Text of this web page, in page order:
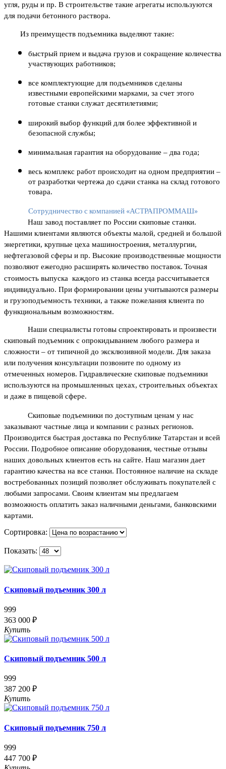
угля, руды и пр. В строительстве такие агрегаты используются
для подачи бетонного раствора.
Из преимуществ подъемника выделяют такие:
быстрый прием и выдача грузов и сокращение количества
участвующих работников;
все комплектующие для подъемников сделаны
известными европейскими марками, за счет этого
готовые станки служат десятилетиями;
широкий выбор функций для более эффективной и
безопасной службы;
минимальная гарантия на оборудование – два года;
весь комплекс работ происходит на одном предприятии –
от разработки чертежа до сдачи станка на склад готового
товара.
Сотрудничество с компанией «АСТРАПРОММАШ»
Наш завод поставляет по России скиповые станки.
Нашими клиентами являются объекты малой, средней и большой
энергетики, крупные цеха машиностроения, металлургии,
нефтегазовой сферы и пр. Высокие производственные мощности
позволяют ежегодно расширять количество поставок. Точная
стоимость выпуска  каждого из станка всегда рассчитывается
индивидуально. При формировании цены учитываются размеры
и грузоподъемность техники, а также пожелания клиента по
функциональным возможностям.
Наши специалисты готовы спроектировать и произвести
скиповый подъемник с опрокидыванием любого размера и
сложности – от типичной до эксклюзивной модели. Для заказа
или получения консультации позвоните по одному из
отмеченных номеров. Гидравлические скиповые подъемники
используются на промышленных цехах, строительных объектах
и даже в пищевой сфере.
Скиповые подъемники по доступным ценам у нас
заказывают частные лица и компании с разных регионов.
Производится быстрая доставка по Республике Татарстан и всей
России. Подробное описание оборудования, честные отзывы
наших довольных клиентов есть на сайте. Наш магазин дает
гарантию качества на все станки. Постоянное наличие на складе
востребованных позиций позволяет обслуживать покупателей с
любыми запросами. Своим клиентам мы предлагаем
возможность оплатить заказ наличными деньгами, банковскими
картами.
Сортировка:
Показать:
Скиповый подъемник 300 л
999
363 000 ₽
Купить
Скиповый подъемник 500 л
999
387 200 ₽
Купить
Скиповый подъемник 750 л
999
447 700 ₽